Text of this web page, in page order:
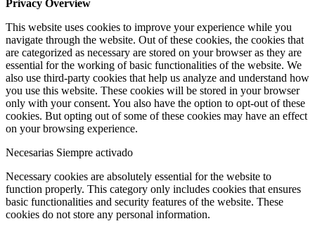
Privacy Overview
This website uses cookies to improve your experience while you
navigate through the website. Out of these cookies, the cookies that
are categorized as necessary are stored on your browser as they are
essential for the working of basic functionalities of the website. We
also use third-party cookies that help us analyze and understand how
you use this website. These cookies will be stored in your browser
only with your consent. You also have the option to opt-out of these
cookies. But opting out of some of these cookies may have an effect
on your browsing experience.
Necesarias Siempre activado
Necessary cookies are absolutely essential for the website to
function properly. This category only includes cookies that ensures
basic functionalities and security features of the website. These
cookies do not store any personal information.